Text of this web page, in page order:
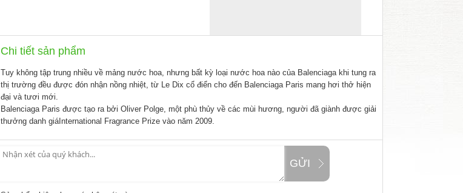
Chi tiết sản phẩm
Tuy không tập trung nhiều về mảng nước hoa, nhưng bất kỳ loại nước hoa nào của Balenciaga khi tung ra
thị trường đều được đón nhận nồng nhiệt, từ Le Dix cổ điển cho đến Balenciaga Paris mang hơi thở hiện
đại và tươi mới.
Balenciaga Paris được tạo ra bởi Oliver Polge, một phù thủy về các mùi hương, người đã giành được giải
thưởng danh giáInternational Fragrance Prize vào năm 2009.
GỬI